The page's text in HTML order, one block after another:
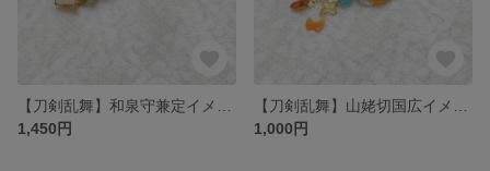
1,450円
1,000円